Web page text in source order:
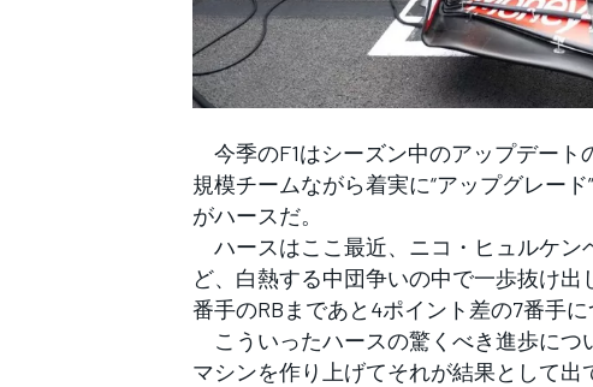
フォーミュラE
今季のF1はシーズン中のアップデート
規模チームながら着実に“アップグレー
がハースだ。
ハースはここ最近、ニコ・ヒュルケン
ど、白熱する中団争いの中で一歩抜け
番手のRBまであと4ポイント差の7番手に
こういったハースの驚くべき進歩につ
マシンを作り上げてそれが結果として